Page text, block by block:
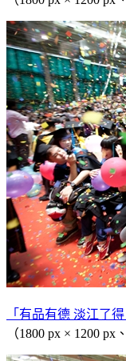
「有品有德 淡江了
（1800 px × 1200 px